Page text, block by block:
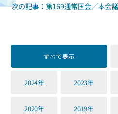
次の記事：第169通常国会／本会
すべて表示
2024年 2023年
2020年 2019年